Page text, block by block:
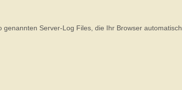
Server-Log Files, die Ihr Browser automatisch